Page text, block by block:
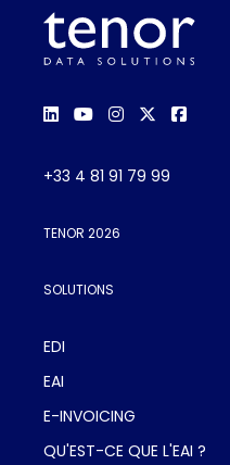
+33 4 81 91 79 99
TENOR 2026
SOLUTIONS
EDI
EAI
E-INVOICING
QU'EST-CE QUE L'EAI ?